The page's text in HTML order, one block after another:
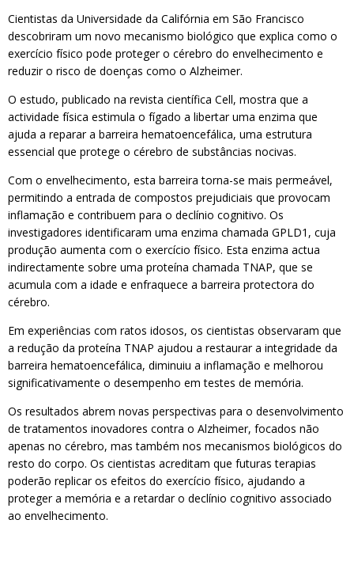
Cientistas da Universidade da Califórnia em São Francisco
descobriram um novo mecanismo biológico que explica como o
exercício físico pode proteger o cérebro do envelhecimento e
reduzir o risco de doenças como o Alzheimer.
O estudo, publicado na revista científica Cell, mostra que a
actividade física estimula o fígado a libertar uma enzima que
ajuda a reparar a barreira hematoencefálica, uma estrutura
essencial que protege o cérebro de substâncias nocivas.
Com o envelhecimento, esta barreira torna-se mais permeável,
permitindo a entrada de compostos prejudiciais que provocam
inflamação e contribuem para o declínio cognitivo. Os
investigadores identificaram uma enzima chamada GPLD1, cuja
produção aumenta com o exercício físico. Esta enzima actua
indirectamente sobre uma proteína chamada TNAP, que se
acumula com a idade e enfraquece a barreira protectora do
cérebro.
Em experiências com ratos idosos, os cientistas observaram que
a redução da proteína TNAP ajudou a restaurar a integridade da
barreira hematoencefálica, diminuiu a inflamação e melhorou
significativamente o desempenho em testes de memória.
Os resultados abrem novas perspectivas para o desenvolvimento
de tratamentos inovadores contra o Alzheimer, focados não
apenas no cérebro, mas também nos mecanismos biológicos do
resto do corpo. Os cientistas acreditam que futuras terapias
poderão replicar os efeitos do exercício físico, ajudando a
proteger a memória e a retardar o declínio cognitivo associado
ao envelhecimento.